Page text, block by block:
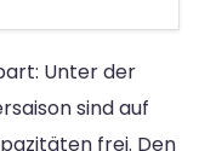
Unter der
sind auf
frei. Den